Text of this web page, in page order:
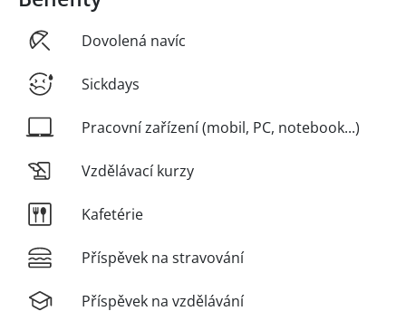
Dovolená navíc
Sickdays
Pracovní zařízení (mobil, PC, notebook...)
Vzdělávací kurzy
Kafetérie
Příspěvek na stravování
Příspěvek na vzdělávání